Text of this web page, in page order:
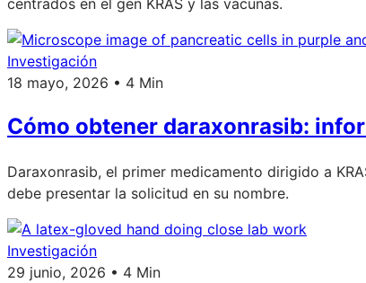
Investigación
18 mayo, 2026 • 4 Min
Cómo obtener daraxonrasib:
Daraxonrasib, el primer medicamento dirigido a
debe presentar la solicitud en su nombre.
Investigación
29 junio, 2026 • 4 Min